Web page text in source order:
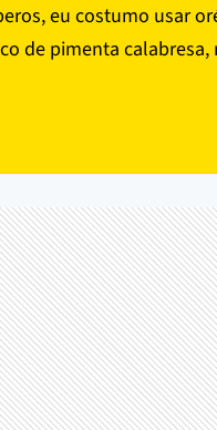
eu costumo usar
de pimenta calabresa,